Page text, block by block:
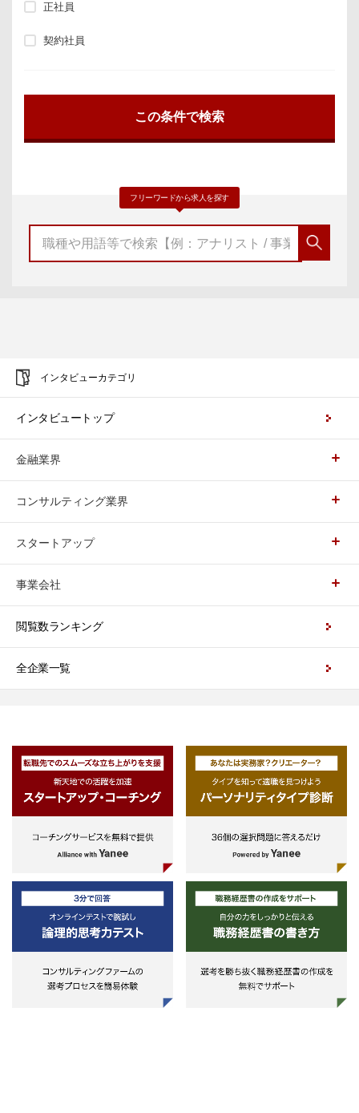
正社員
契約社員
フリーワードから求人を探す
インタビューカテゴリ
インタビュートップ
金融業界
コンサルティング業界
スタートアップ
事業会社
閲覧数ランキング
全企業一覧